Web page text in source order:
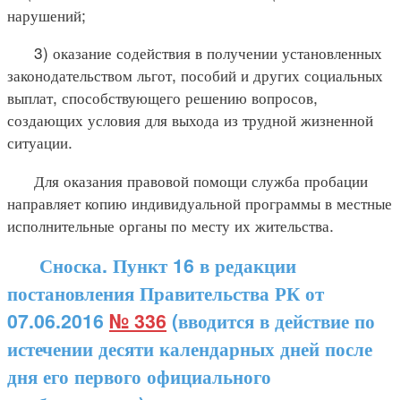
нарушений;
3) оказание содействия в получении установленных
законодательством льгот, пособий и других социальных
выплат, способствующего решению вопросов,
создающих условия для выхода из трудной жизненной
ситуации.
Для оказания правовой помощи служба пробации
направляет копию индивидуальной программы в местные
исполнительные органы по месту их жительства.
Сноска. Пункт 16 в редакции
постановления Правительства РК от
07.06.2016 № 336 (вводится в действие по
истечении десяти календарных дней после
дня его первого официального